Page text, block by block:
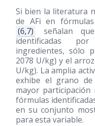
Si bien la literatura
de AFi en
(6,7)
señalan
identificadas
ingredientes, sólo
2078 U/kg) y el
U/kg). La amplia
exhibe el grano
mayor
fórmulas
en su conjunto
para esta variable.